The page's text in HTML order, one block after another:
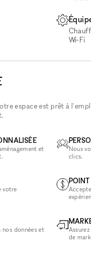
Wi‑Fi
espace est prêt à
et
votre
nos données et
Nous
clics.
de